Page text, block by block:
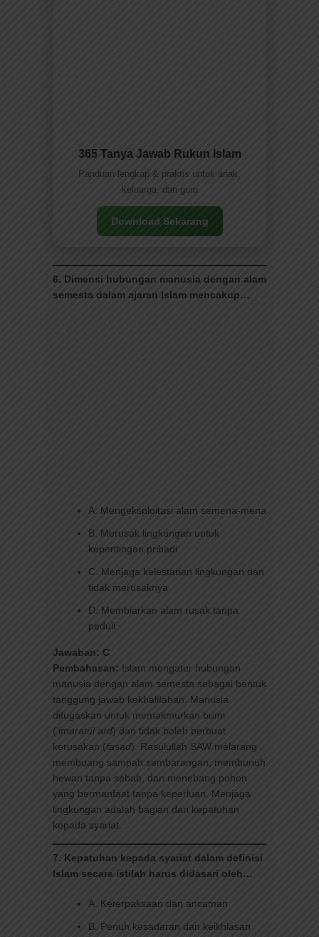
365 Tanya Jawab Rukun Islam
Panduan lengkap & praktis untuk anak,
keluarga, dan guru
Download Sekarang
6. Dimensi hubungan manusia dengan alam
semesta dalam ajaran Islam mencakup…
A. Mengeksploitasi alam semena-mena
B. Merusak lingkungan untuk
kepentingan pribadi
C. Menjaga kelestarian lingkungan dan
tidak merusaknya
D. Membiarkan alam rusak tanpa
peduli
Jawaban: C
Pembahasan: Islam mengatur hubungan
manusia dengan alam semesta sebagai bentuk
tanggung jawab kekhalifahan. Manusia
ditugaskan untuk memakmurkan bumi
( ‘imaratul ard) dan tidak boleh berbuat
kerusakan (fasad). Rasulullah SAW melarang
membuang sampah sembarangan, membunuh
hewan tanpa sebab, dan menebang pohon
yang bermanfaat tanpa keperluan. Menjaga
lingkungan adalah bagian dari kepatuhan
kepada syariat.
7. Kepatuhan kepada syariat dalam definisi
Islam secara istilah harus didasari oleh…
A. Keterpaksaan dan ancaman
B. Penuh kesadaran dan keikhlasan